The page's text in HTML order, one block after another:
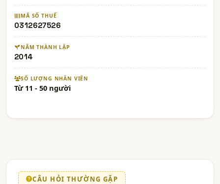
MÃ SỐ THUẾ
0312627526
NĂM THÀNH LẬP
2014
SỐ LƯỢNG NHÂN VIÊN
Từ 11 - 50 người
CÂU HỎI THƯỜNG GẶP